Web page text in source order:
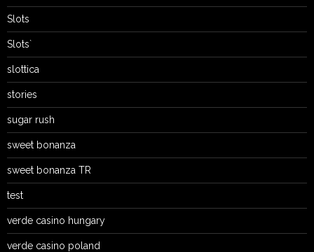
Slots
Slots`
slottica
stories
sugar rush
sweet bonanza
sweet bonanza TR
test
verde casino hungary
verde casino poland